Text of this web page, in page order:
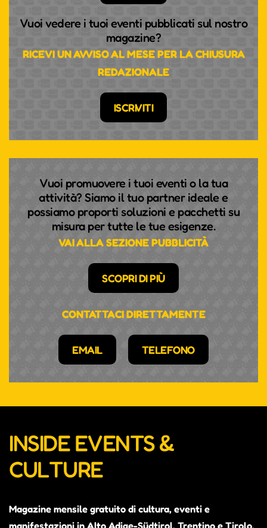
Vuoi vedere i tuoi eventi pubblicati sul nostro
magazine?
RICEVI UN AVVISO AL MESE PER LA CHIUSURA
REDAZIONALE
ISCRIVITI
Vuoi promuovere i tuoi eventi o la tua
attività? Siamo il tuo partner ideale e
possiamo proporti soluzioni e pacchetti su
misura per tutte le tue esigenze.
VAI ALLA SEZIONE PUBBLICITÀ
SCOPRI DI PIÙ
CONTATTACI DIRETTAMENTE
EMAIL TELEFONO
INSIDE EVENTS &
CULTURE
Magazine mensile gratuito di cultura, eventi e